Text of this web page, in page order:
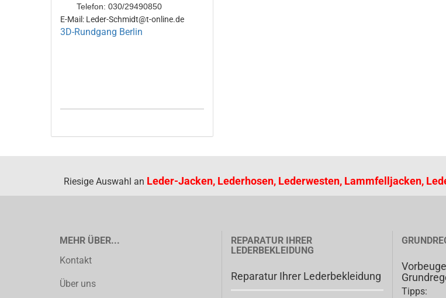
Telefon: 030/29490850
E-Mail: Leder-Schmidt@t-online.de
3D-Rundgang Berlin
Riesige Auswahl an Leder-Jacken, Lederhosen, Lederwesten, Lammfelljacken,
MEHR ÜBER...
Kontakt
Über uns
REPARATUR IHRER
LEDERBEKLEIDUNG
Reparatur Ihrer Lederbekleidung
Tipps: